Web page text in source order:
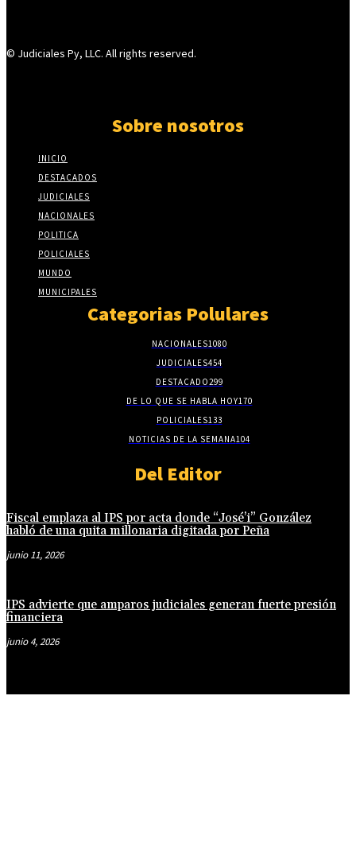
© Judiciales Py, LLC. All rights reserved.
Sobre nosotros
INICIO
DESTACADOS
JUDICIALES
NACIONALES
POLITICA
POLICIALES
MUNDO
MUNICIPALES
Categorias Polulares
NACIONALES1080
JUDICIALES454
DESTACADO299
DE LO QUE SE HABLA HOY170
POLICIALES133
NOTICIAS DE LA SEMANA104
Del Editor
Fiscal emplaza al IPS por acta donde “José’i” González
habló de una quita millonaria digitada por Peña
junio 11, 2026
IPS advierte que amparos judiciales generan fuerte presión
financiera
junio 4, 2026